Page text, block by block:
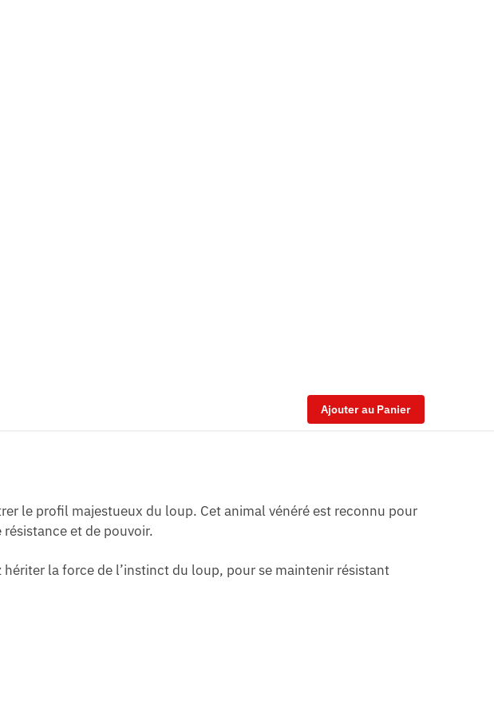
Ajouter au Panier
le profil majestueux du loup. Cet animal vénéré est reconnu pour
et de pouvoir.
la force de l’instinct du loup, pour se maintenir résistant